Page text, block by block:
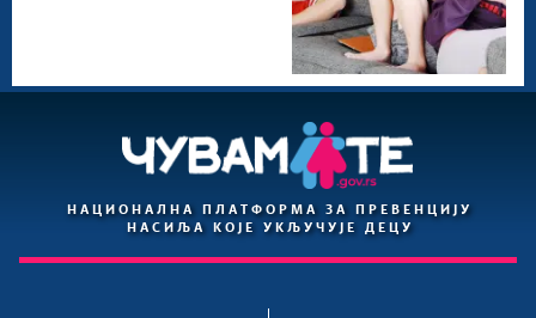
НАЦИОНАЛНА ПЛАТФОРМА ЗА ПРЕВЕНЦИЈУ
НАСИЉА КОЈЕ УКЉУЧУЈЕ ДЕЦУ